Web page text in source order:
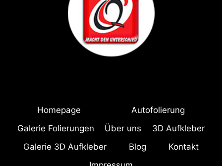
Homepage
Autofolierung
Galerie Folierungen
Über uns
3D Aufkleber
Galerie 3D Aufkleber
Blog
Kontakt